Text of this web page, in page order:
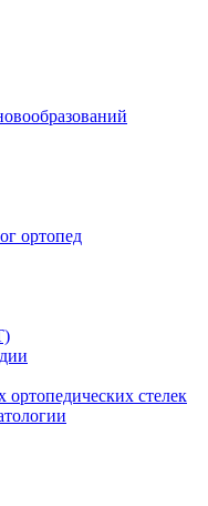
ортопед
стелек